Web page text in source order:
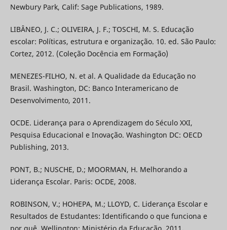
Newbury Park, Calif: Sage Publications, 1989.
LIBÂNEO, J. C.; OLIVEIRA, J. F.; TOSCHI, M. S. Educação
escolar: Políticas, estrutura e organização. 10. ed. São Paulo:
Cortez, 2012. (Coleção Docência em Formação)
MENEZES-FILHO, N. et al. A Qualidade da Educação no
Brasil. Washington, DC: Banco Interamericano de
Desenvolvimento, 2011.
OCDE. Liderança para o Aprendizagem do Século XXI,
Pesquisa Educacional e Inovação. Washington DC: OECD
Publishing, 2013.
PONT, B.; NUSCHE, D.; MOORMAN, H. Melhorando a
Liderança Escolar. Paris: OCDE, 2008.
ROBINSON, V.; HOHEPA, M.; LLOYD, C. Liderança Escolar e
Resultados de Estudantes: Identificando o que funciona e